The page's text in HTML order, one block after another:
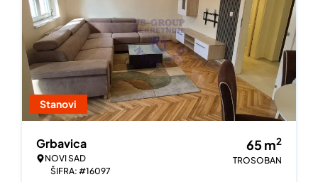
Stanovi
Grbavica
NOVI SAD
ŠIFRA: #16097
65m2
TROSOBAN